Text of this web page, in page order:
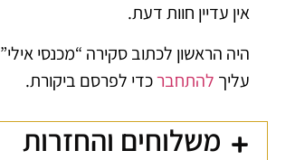
אין עדיין חוות דעת.
היה הראשון לכתוב סקירה “מכנסי אילי”
עליך להתחברכדי לפרסם ביקורת.
משלוחים והחזרות